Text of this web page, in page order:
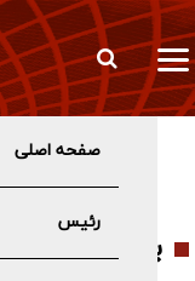
صفحه اصلی
رئیس
انتصاب معاون جدید
برچسب ها -